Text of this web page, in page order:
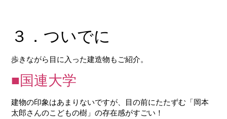
３．ついでに
歩きながら目に入った建造物もご紹介。
■国連大学
建物の印象はあまりないですが、目の前にたたずむ「岡本
太郎さんのこどもの樹」の存在感がすごい！